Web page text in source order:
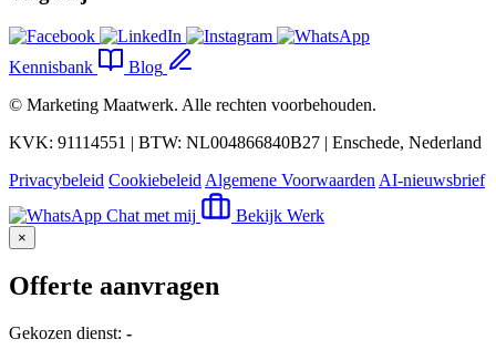
Kennisbank
Blog
© Marketing Maatwerk. Alle rechten voorbehouden.
KVK: 91114551 | BTW: NL004866840B27 | Enschede, Nederland
Privacybeleid Cookiebeleid Algemene Voorwaarden AI-nieuwsbrief
Chat met mij
Bekijk Werk
×
Offerte aanvragen
Gekozen dienst: -